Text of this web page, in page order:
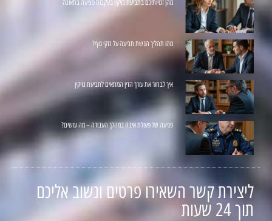
מהן זכויותיכם בתביעת נזיקין בעקבות פציעה בתאונה
מהו תהליך הגשת תביעה על נזקי גוף?
איך לבחור את עורך הדין המתאים לתביעת נזיקין
פגיעה של פעולת איבה במהלך העבודה – מה עושים?
ליצירת קשר השאירו פרטים ונשוב אליכם
תוך 24 שעות